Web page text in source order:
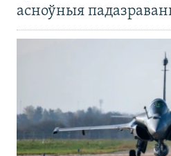
асноўныя